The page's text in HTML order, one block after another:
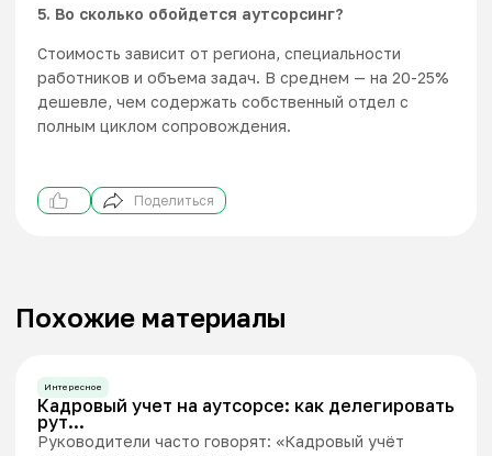
5. Во сколько обойдется аутсорсинг?
Стоимость зависит от региона, специальности
работников и объема задач. В среднем — на 20-25%
дешевле, чем содержать собственный отдел с
полным циклом сопровождения.
Поделиться
Похожие материалы
Интересное
Кадровый учет на аутсорсе: как делегировать
рут...
Руководители часто говорят: «Кадровый учёт